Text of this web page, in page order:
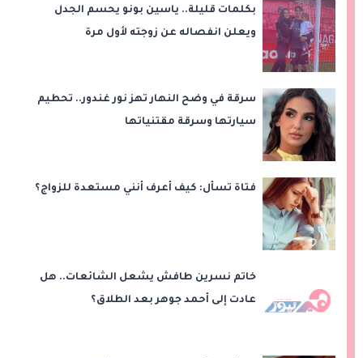
بكلمات قليلة.. ياسين بونو يحسم الجدل
ويعلن انفصاله عن زوجته لأول مرة
سرقة في وضح النهار تهز نور غندور.. تحطيم
سيارتها وسرقة مقتنياتها
فتاة تسأل: كيف أعرف أنني مستعدة للزواج؟
خاتم نسرين طافش يشعل الشائعات.. هل
عادت إلى أحمد جوهر بعد الطلاق؟